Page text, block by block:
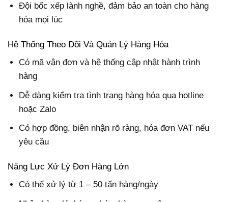
Đội bốc xếp lành nghề, đảm bảo an toàn cho hàng
hóa mọi lúc
Hệ Thống Theo Dõi Và Quản Lý Hàng Hóa
Có mã vận đơn và hệ thống cập nhật hành trình
hàng
Dễ dàng kiểm tra tình trạng hàng hóa qua hotline
hoặc Zalo
Có hợp đồng, biên nhận rõ ràng, hóa đơn VAT nếu
yêu cầu
Năng Lực Xử Lý Đơn Hàng Lớn
Có thể xử lý từ 1 – 50 tấn hàng/ngày